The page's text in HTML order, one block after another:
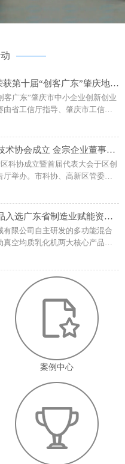
喜报 | 金宗企业荣获第十届“创客广东”肇庆地市赛二等奖
客广东”肇庆市中小企业创新创业
由省工信厅指导、肇庆市工信局
庆智创未来”。广东金宗机械“水
肇庆高新区科学技术协会成立 金宗企业董事长钟日强当选副主席
科协成立暨首届代表大会于区创
厅举办。市科协、高新区管委会
研院校及金宗机械等企业代表
金宗企业两项产品入选广东省制造业赋能资源名录
有限公司自主研发的多功能混合
真空均质乳化机两大核心产品凭
用价值顺利通过遴选，标志着
案例中心